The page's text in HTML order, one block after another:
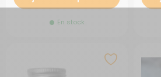
En stock